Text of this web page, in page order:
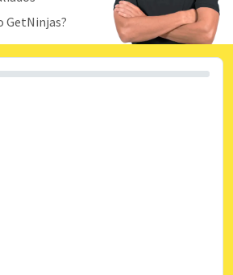
GetNinjas?